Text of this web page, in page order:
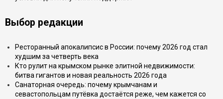
Выбор редакции
Ресторанный апокалипсис в России: почему 2026 год стал
худшим за четверть века
Кто рулит на крымском рынке элитной недвижимости:
битва гигантов и новая реальность 2026 года
Санаторная очередь: почему крымчанам и
севастопольцам путёвка достаётся реже, чем кажется со